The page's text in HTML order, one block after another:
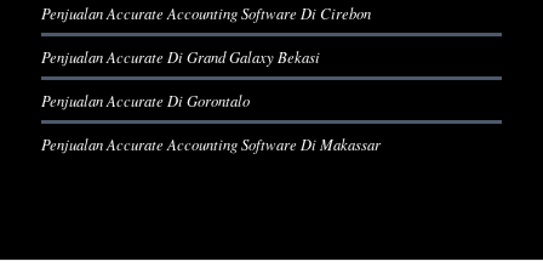
Penjualan Accurate Accounting Software Di Cirebon
Penjualan Accurate Di Grand Galaxy Bekasi
Penjualan Accurate Di Gorontalo
Penjualan Accurate Accounting Software Di Makassar